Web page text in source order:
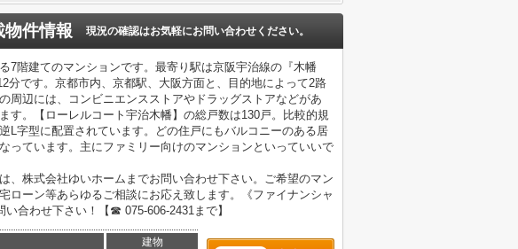
物件情報 現況の確認はお気軽にお問い合わせください。
7階建てのマンションです。最寄り駅は京阪宇治線の『木幡
分です。京都市内、京都駅、大阪方面と、目的地によって2路
周辺には、コンビニエンスストアやドラッグストアなどがあ
す。【ローレルコート宇治木幡】の総戸数は130戸。比較的規
L字型に配置されています。どの住戸にもバルコニーのある居
っています。主にファミリー向けのマンションといっていいで
、株式会社ゆいホームまでお問い合わせ下さい。ご希望のマン
ローン等あらゆるご相談にお応え致します。《ファイナンシャ
合わせ下さい！【☎ 075-606-2431まで】
建物